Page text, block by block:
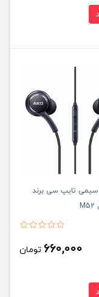
سیمی تایپ سی برند
660,000 تومان